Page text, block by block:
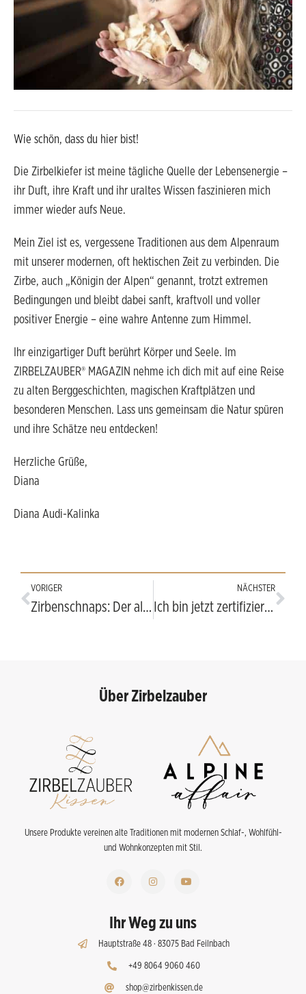
Wie schön, dass du hier bist!
Die Zirbelkiefer ist meine tägliche Quelle der Lebensenergie –
ihr Duft, ihre Kraft und ihr uraltes Wissen faszinieren mich
immer wieder aufs Neue.
Mein Ziel ist es, vergessene Traditionen aus dem Alpenraum
mit unserer modernen, oft hektischen Zeit zu verbinden. Die
Zirbe, auch „Königin der Alpen“ genannt, trotzt extremen
Bedingungen und bleibt dabei sanft, kraftvoll und voller
positiver Energie – eine wahre Antenne zum Himmel.
Ihr einzigartiger Duft berührt Körper und Seele. Im
ZIRBELZAUBER® MAGAZIN nehme ich dich mit auf eine Reise
zu alten Berggeschichten, magischen Kraftplätzen und
besonderen Menschen. Lass uns gemeinsam die Natur spüren
und ihre Schätze neu entdecken!
Herzliche Grüße,
Diana
Diana Audi-Kalinka
VORIGER
Zirbenschnaps: Der alpine Genuss für den Winter
NÄCHSTER
Ich bin jetzt zertifizierte Kräuterpädagogin
Über Zirbelzauber
Unsere Produkte vereinen alte Traditionen mit modernen Schlaf-, Wohlfühl-
und Wohnkonzepten mit Stil.
Ihr Weg zu uns
Hauptstraße 48 · 83075 Bad Feilnbach
+49 8064 9060 460
shop@zirbenkissen.de